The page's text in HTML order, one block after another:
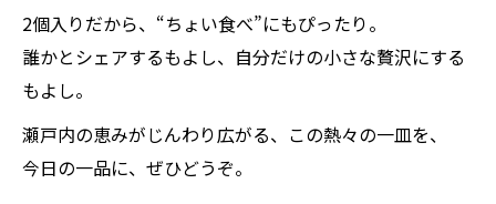
2個入りだから、“ちょい食べ”にもぴったり。
誰かとシェアするもよし、自分だけの小さな贅沢にする
もよし。
瀬戸内の恵みがじんわり広がる、この熱々の一皿を、
今日の一品に、ぜひどうぞ。